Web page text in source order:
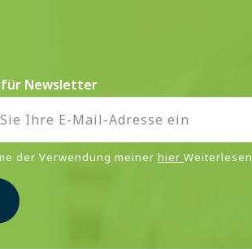
für Newsletter
der Verwendung meinerhierWeiterlesen